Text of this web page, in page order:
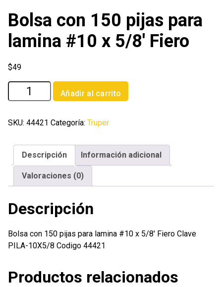
Bolsa con 150 pijas para
lamina #10 x 5/8′ Fiero
$49
Bolsa
con
pijas
lamina
cantidad
Añadir al carrito
SKU: 44421 Categoría: Truper
Descripción Información adicional
Valoraciones (0)
Descripción
Bolsa con 150 pijas para lamina #10 x 5/8′ Fiero Clave
PILA-10X5/8 Codigo 44421
Productos relacionados